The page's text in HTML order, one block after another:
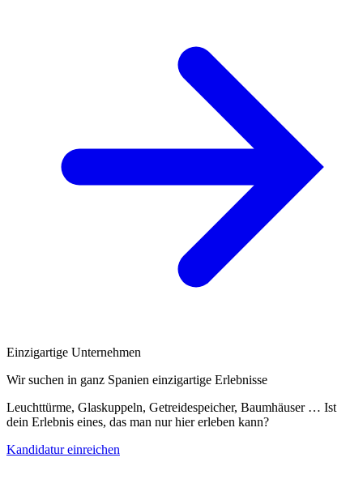
Einzigartige Unternehmen
Wir suchen in ganz Spanien einzigartige Erlebnisse
Leuchttürme, Glaskuppeln, Getreidespeicher, Baumhäuser … Ist
dein Erlebnis eines, das man nur hier erleben kann?
Kandidatur einreichen